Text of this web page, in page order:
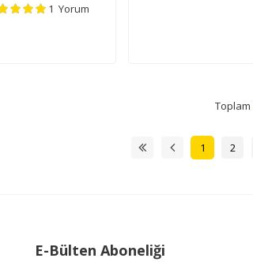
1 Yorum
Toplam
1 2
E-Bülten Aboneliği